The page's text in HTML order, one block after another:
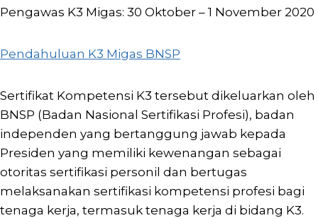
Pengawas K3 Migas: 30 Oktober – 1 November 2020
Pendahuluan K3 Migas BNSP
Sertifikat Kompetensi K3 tersebut dikeluarkan oleh
BNSP (Badan Nasional Sertifikasi Profesi), badan
independen yang bertanggung jawab kepada
Presiden yang memiliki kewenangan sebagai
otoritas sertifikasi personil dan bertugas
melaksanakan sertifikasi kompetensi profesi bagi
tenaga kerja, termasuk tenaga kerja di bidang K3.